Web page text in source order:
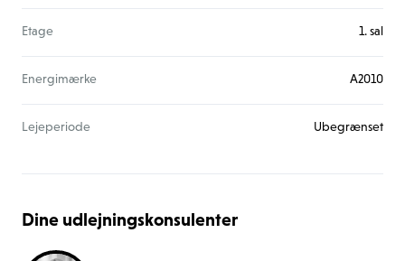
Etage 1. sal
Energimærke A2010
Lejeperiode Ubegrænset
Dine udlejningskonsulenter